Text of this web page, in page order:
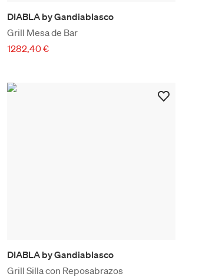
DIABLA by Gandiablasco
Grill Mesa de Bar
1282,40 €
DIABLA by Gandiablasco
Grill Silla con Reposabrazos